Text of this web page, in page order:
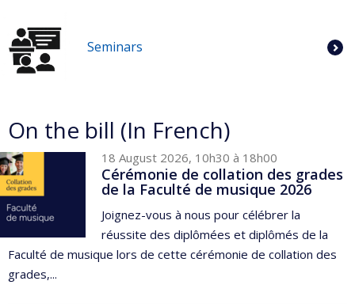
Seminars
On the bill (In French)
18 August 2026, 10h30 à 18h00
Cérémonie de collation des grades
de la Faculté de musique 2026
Joignez-vous à nous pour célébrer la
réussite des diplômées et diplômés de la
Faculté de musique lors de cette cérémonie de collation des
grades,...